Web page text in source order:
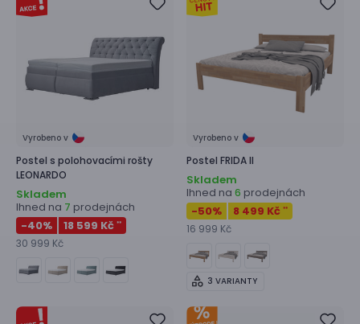
Vyrobeno v
Postel s polohovacími rošty
LEONARDO
Skladem
Ihned na 7 prodejnách
-40% 18 599 Kč **
30 999 Kč
Vyrobeno v
Postel FRIDA II
Skladem
Ihned na 6 prodejnách
-50% 8 499 Kč **
16 999 Kč
3 VARIANTY